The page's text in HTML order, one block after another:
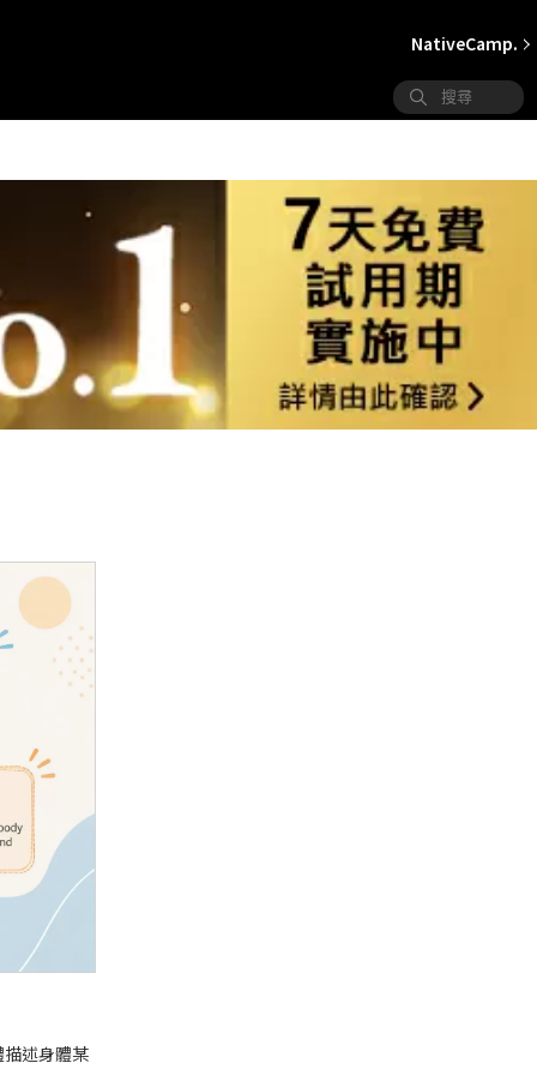
NativeCamp.
述身體某